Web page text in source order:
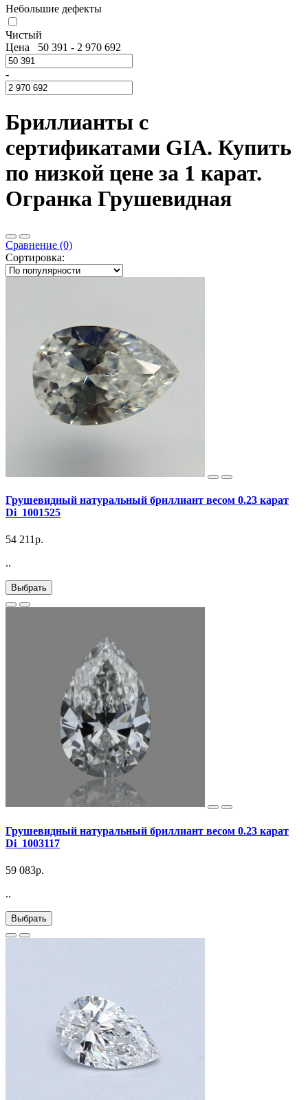
Небольшие дефекты
Чистый
Цена 50 391 - 2 970 692
-
Бриллианты с
сертификатами GIA. Купить
по низкой цене за 1 карат.
Огранка Грушевидная
Сравнение (0)
Сортировка:
Грушевидный натуральный бриллиант весом 0.23 карат
Di_1001525
54 211р.
..
Выбрать
Грушевидный натуральный бриллиант весом 0.23 карат
Di_1003117
59 083р.
..
Выбрать